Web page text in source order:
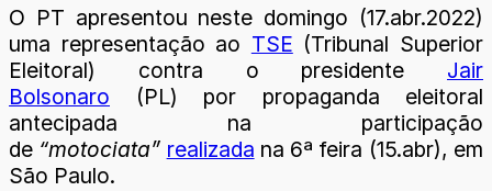
O PT apresentou neste domingo (17.abr.2022)
uma representação ao TSE (Tribunal Superior
Eleitoral) contra o presidente Jair
Bolsonaro (PL) por propaganda eleitoral
antecipada na participação
de “motociata” realizada na 6ª feira (15.abr), em
São Paulo.